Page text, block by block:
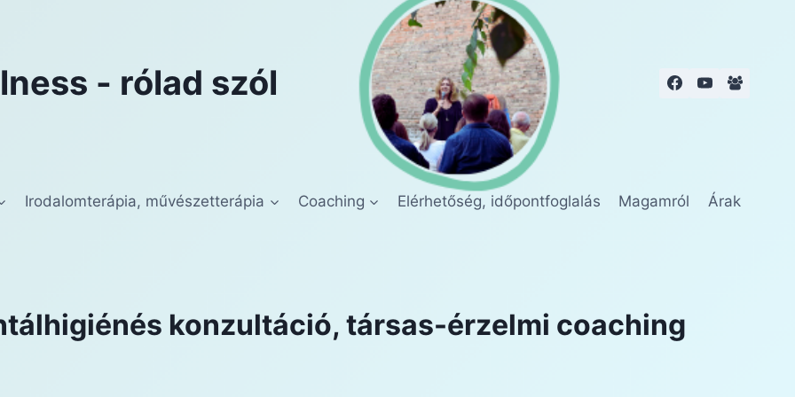
- rólad szól
Irodalomterápia, művészetterápia Coaching Elérhetőség, időpontfoglalás Magamról Árak
konzultáció, társas-érzelmi coaching